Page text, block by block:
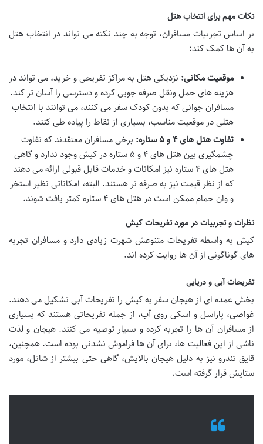
نکات مهم برای انتخاب هتل
بر اساس تجربیات مسافران، توجه به چند نکته می تواند در انتخاب هتل
به آن ها کمک کند:
موقعیت مکانی: نزدیکی هتل به مراکز تفریحی و خرید، می تواند در
هزینه های حمل ونقل صرفه جویی کرده و دسترسی را آسان تر کند.
مسافران جوانی که بدون کودک سفر می کنند، می توانند با انتخاب
هتلی در موقعیت مناسب، بسیاری از نقاط را پیاده طی کنند.
تفاوت هتل های ۴ و ۵ ستاره:
برخی مسافران معتقدند که تفاوت
چشمگیری بین هتل های ۴ و ۵ ستاره در کیش وجود ندارد و گاهی
هتل های ۴ ستاره نیز امکانات و خدمات قابل قبولی ارائه می دهند
که از نظر قیمت نیز به صرفه تر هستند. البته، امکاناتی نظیر استخر
و وان حمام ممکن است در هتل های ۴ ستاره کمتر یافت شوند.
نظرات و تجربیات در مورد تفریحات کیش
کیش به واسطه تفریحات متنوعش شهرت زیادی دارد و مسافران تجربه
های گوناگونی از آن ها روایت کرده اند.
تفریحات آبی و دریایی
بخش عمده ای از هیجان سفر به کیش را تفریحات آبی تشکیل می دهند.
غواصی، پاراسل و اسکی روی آب، از جمله تفریحاتی هستند که بسیاری
از مسافران آن ها را تجربه کرده و بسیار توصیه می کنند. هیجان و لذت
ناشی از این فعالیت ها، برای آن ها فراموش نشدنی بوده است. همچنین،
قایق تندرو نیز به دلیل هیجان بالایش، گاهی حتی بیشتر از شاتل، مورد
ستایش قرار گرفته است.